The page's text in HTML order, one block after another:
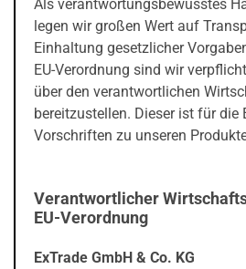
Als verantwortungsbewusstes
legen wir großen Wert auf
Einhaltung gesetzlicher
EU-Verordnung sind wir
über den verantwortlichen
bereitzustellen. Dieser ist für die
Vorschriften zu unseren
Verantwortlicher
EU-Verordnung
ExTrade GmbH & Co. KG